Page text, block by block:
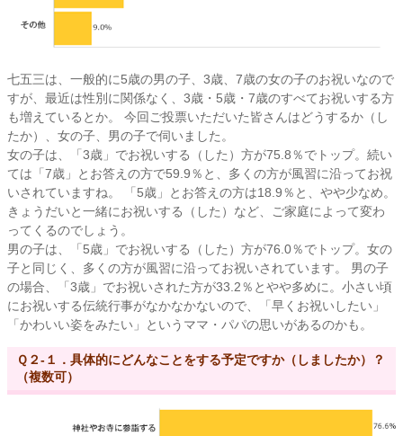
七五三は、一般的に5歳の男の子、3歳、7歳の女の子のお祝いなので
すが、最近は性別に関係なく、3歳・5歳・7歳のすべてお祝いする方
も増えているとか。 今回ご投票いただいた皆さんはどうするか（し
たか）、女の子、男の子で伺いました。
女の子は、「3歳」でお祝いする（した）方が75.8％でトップ。続い
ては「7歳」とお答えの方で59.9％と、多くの方が風習に沿ってお祝
いされていますね。 「5歳」とお答えの方は18.9％と、やや少なめ。
きょうだいと一緒にお祝いする（した）など、ご家庭によって変わ
ってくるのでしょう。
男の子は、「5歳」でお祝いする（した）方が76.0％でトップ。女の
子と同じく、多くの方が風習に沿ってお祝いされています。 男の子
の場合、「3歳」でお祝いされた方が33.2％とやや多めに。小さい頃
にお祝いする伝統行事がなかなかないので、「早くお祝いしたい」
「かわいい姿をみたい」というママ・パパの思いがあるのかも。
Ｑ２-１．具体的にどんなことをする予定ですか（しましたか）？
（複数可）